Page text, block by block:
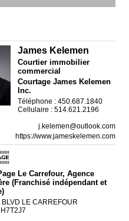
James Kelemen
Courtier immobilier
commercial
Courtage James Kelemen
Inc.
Téléphone : 450.687.1840
Cellulaire : 514.621.2196
j.kelemen@outlook.com
https://www.jameskelemen.com
Le Carrefour, Agence
(Franchisé indépendant et
LE CARREFOUR